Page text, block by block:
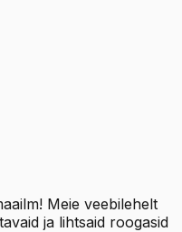
Meie veebilehelt
ja lihtsaid roogasid